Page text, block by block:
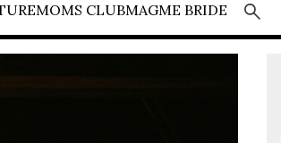
MOMS CLUBMAGME BRIDE